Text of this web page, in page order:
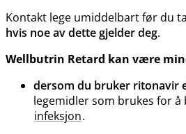
Kontakt lege umiddelbart før du
hvis noe av dette gjelder deg.
Wellbutrin Retard kan være
dersom du bruker ritonavir
legemidler som brukes for å
infeksjon.